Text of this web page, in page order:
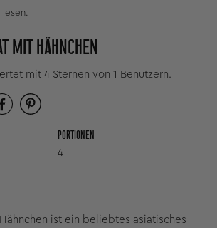
lesen.
MIT HÄHNCHEN
mit 4 Sternen von 1 Benutzern.
PORTIONEN
4
ist ein beliebtes asiatisches